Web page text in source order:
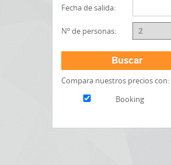
Fecha de salida:
Nº de personas:
Buscar
Compara nuestros precios con:
Booking